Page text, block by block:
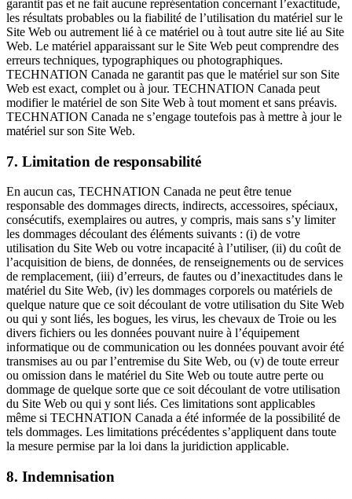
garantit pas et ne fait aucune représentation concernant l’exactitude,
les résultats probables ou la fiabilité de l’utilisation du matériel sur le
Site Web ou autrement lié à ce matériel ou à tout autre site lié au Site
Web. Le matériel apparaissant sur le Site Web peut comprendre des
erreurs techniques, typographiques ou photographiques.
TECHNATION Canada ne garantit pas que le matériel sur son Site
Web est exact, complet ou à jour. TECHNATION Canada peut
modifier le matériel de son Site Web à tout moment et sans préavis.
TECHNATION Canada ne s’engage toutefois pas à mettre à jour le
matériel sur son Site Web.
7. Limitation de responsabilité
En aucun cas, TECHNATION Canada ne peut être tenue
responsable des dommages directs, indirects, accessoires, spéciaux,
consécutifs, exemplaires ou autres, y compris, mais sans s’y limiter
les dommages découlant des éléments suivants : (i) de votre
utilisation du Site Web ou votre incapacité à l’utiliser, (ii) du coût de
l’acquisition de biens, de données, de renseignements ou de services
de remplacement, (iii) d’erreurs, de fautes ou d’inexactitudes dans le
matériel du Site Web, (iv) les dommages corporels ou matériels de
quelque nature que ce soit découlant de votre utilisation du Site Web
ou qui y sont liés, les bogues, les virus, les chevaux de Troie ou les
divers fichiers ou les données pouvant nuire à l’équipement
informatique ou de communication ou les données pouvant avoir été
transmises au ou par l’entremise du Site Web, ou (v) de toute erreur
ou omission dans le matériel du Site Web ou toute autre perte ou
dommage de quelque sorte que ce soit découlant de votre utilisation
du Site Web ou qui y sont liés. Ces limitations sont applicables
même si TECHNATION Canada a été informée de la possibilité de
tels dommages. Les limitations précédentes s’appliquent dans toute
la mesure permise par la loi dans la juridiction applicable.
8. Indemnisation